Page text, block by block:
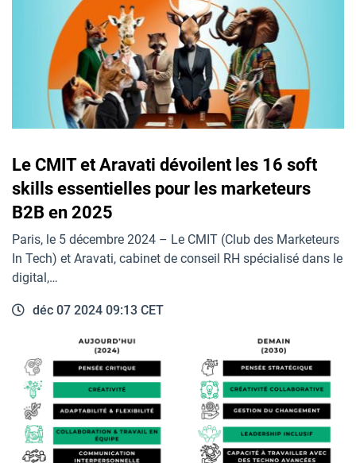
Le CMIT et Aravati dévoilent les 16 soft
skills essentielles pour les marketeurs
B2B en 2025
Paris, le 5 décembre 2024 – Le CMIT (Club des Marketeurs
In Tech) et Aravati, cabinet de conseil RH spécialisé dans le
digital,…
déc 07 2024 09:13 CET